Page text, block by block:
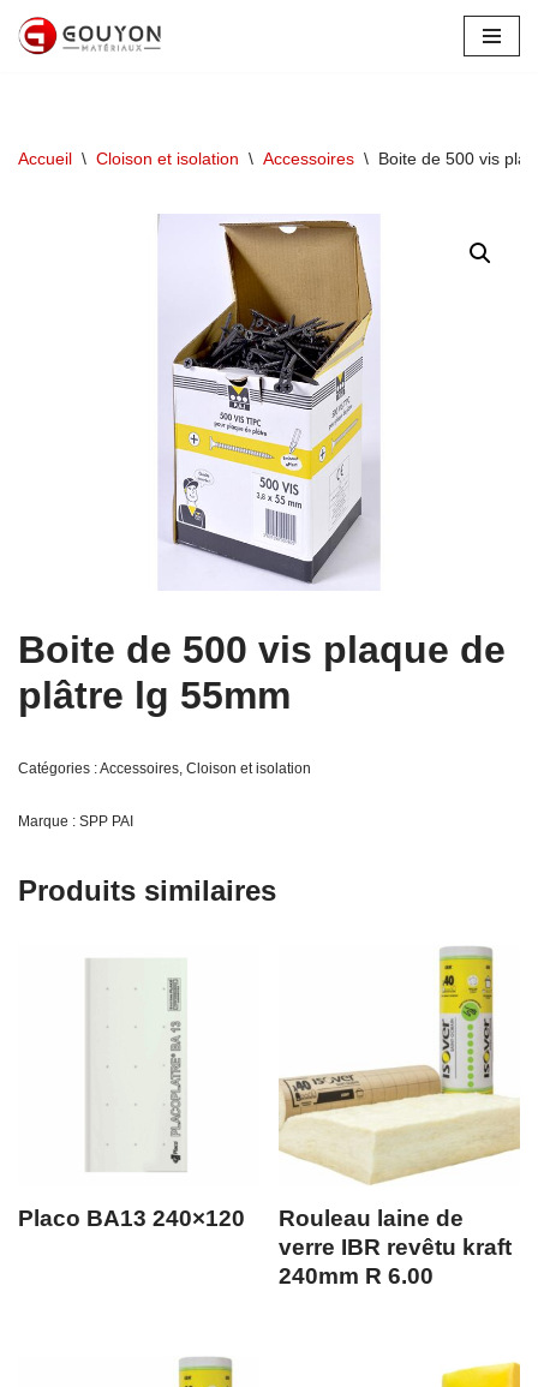
Accueil \ Cloison et isolation \ Accessoires \ Boite de 500 vis
Boite de 500 vis plaque de
plâtre lg 55mm
Catégories :Accessoires, Cloison et isolation
Marque : SPP PAI
Produits similaires
Placo BA13 240×120
Rouleau laine de
verre IBR revêtu kraft
240mm R 6.00